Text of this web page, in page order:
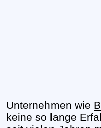
Unternehmen wie
keine so lange